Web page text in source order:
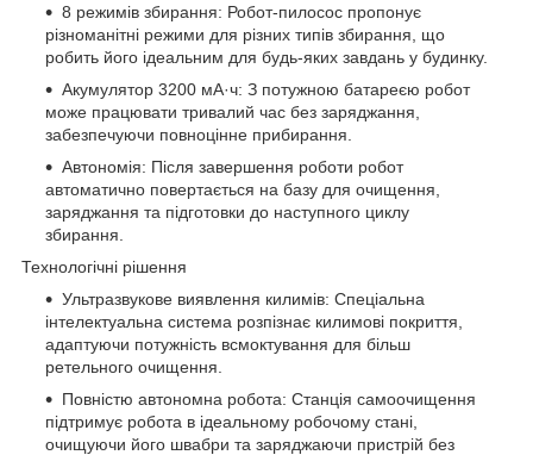
8 режимів збирання: Робот-пилосос пропонує
різноманітні режими для різних типів збирання, що
робить його ідеальним для будь-яких завдань у будинку.
Акумулятор 3200 мА·ч: З потужною батареєю робот
може працювати тривалий час без заряджання,
забезпечуючи повноцінне прибирання.
Автономія: Після завершення роботи робот
автоматично повертається на базу для очищення,
заряджання та підготовки до наступного циклу
збирання.
Технологічні рішення
Ультразвукове виявлення килимів: Спеціальна
інтелектуальна система розпізнає килимові покриття,
адаптуючи потужність всмоктування для більш
ретельного очищення.
Повністю автономна робота: Станція самоочищення
підтримує робота в ідеальному робочому стані,
очищуючи його швабри та заряджаючи пристрій без